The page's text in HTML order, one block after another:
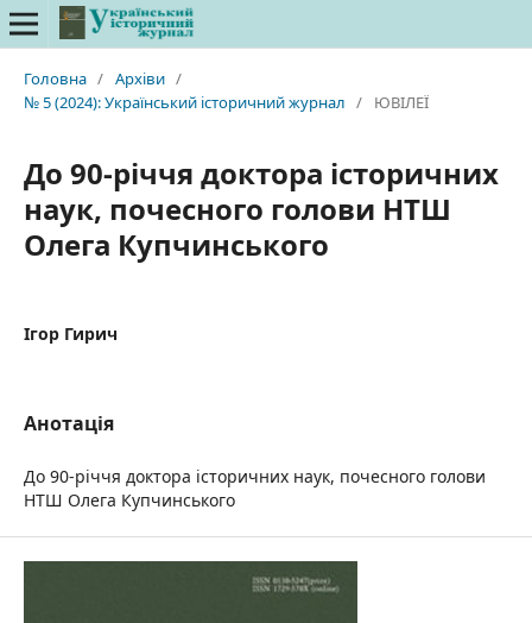
Головна / Архіви /
№ 5 (2024): Український історичний журнал / ЮВІЛЕЇ
До 90-річчя доктора історичних
наук, почесного голови НТШ
Олега Купчинського
Ігор Гирич
Анотація
До 90-річчя доктора історичних наук, почесного голови
НТШ Олега Купчинського